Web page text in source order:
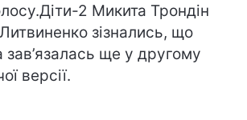
2 Микита Трондін
зізнались, що
зав’язалась ще у другому
версії.